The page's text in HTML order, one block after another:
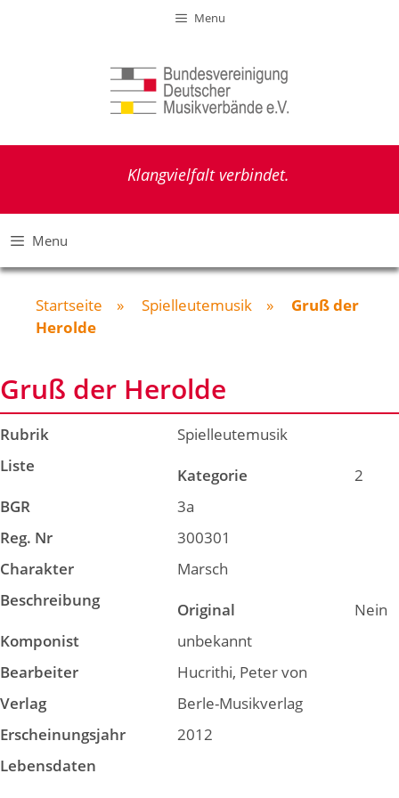
Menu
Klangvielfalt verbindet.
Menu
Startseite » Spielleutemusik » Gruß der
Herolde
Gruß der Herolde
Rubrik
Spielleutemusik
Liste
Kategorie
2
BGR
3a
Reg. Nr
300301
Charakter
Marsch
Beschreibung
Original
Nein
Komponist
unbekannt
Bearbeiter
Hucrithi, Peter von
Verlag
Berle-Musikverlag
Erscheinungsjahr
2012
Lebensdaten